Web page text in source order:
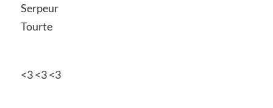
Serpeur
Tourte
<3 <3 <3